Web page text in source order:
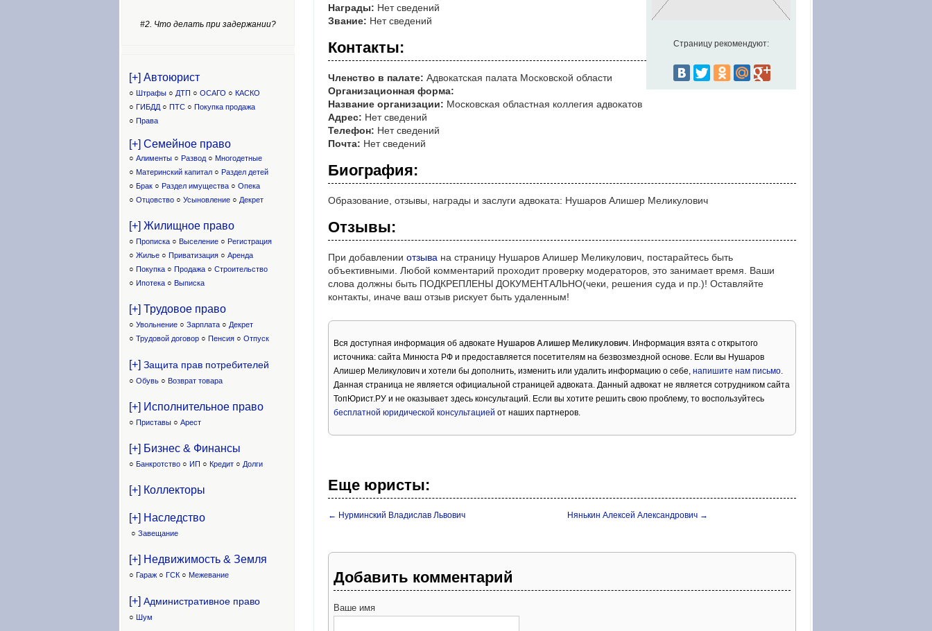
Страницу рекомендуют:
Награды: Нет сведений
Звание: Нет сведений
Контакты:
Членство в палате: Адвокатская палата Московской области
Организационная форма:
Название организации: Московская областная коллегия адвокатов
Адрес: Нет сведений
Телефон: Нет сведений
Почта: Нет сведений
Биография:
Образование, отзывы, награды и заслуги адвоката: Нушаров Алишер Меликулович
Отзывы:
При добавлении отзыва на страницу Нушаров Алишер Меликулович, постарайтесь быть
объективными. Любой комментарий проходит проверку модераторов, это занимает время. Ваши
слова должны быть ПОДКРЕПЛЕНЫ ДОКУМЕНТАЛЬНО(чеки, решения суда и пр.)! Оставляйте
контакты, иначе ваш отзыв рискует быть удаленным!
Вся доступная информация об адвокате Нушаров Алишер Меликулович. Информация взята с открытого
источника: сайта Минюста РФ и предоставляется посетителям на безвозмездной основе. Если вы Нушаров
Алишер Меликулович и хотели бы дополнить, изменить или удалить информацию о себе, напишите нам письмо.
Данная страница не является официальной страницей адвоката. Данный адвокат не является сотрудником сайта
ТопЮрист.РУ и не оказывает здесь консультаций. Если вы хотите решить свою проблему, то воспользуйтесь
бесплатной юридической консультацией от наших партнеров.
Еще юристы:
← Нурминский Владислав Львович Нянькин Алексей Александрович →
Добавить комментарий
Ваше имя
#2. Что делать при задержании?
[+] Автоюрист
○ Штрафы ○ ДТП ○ ОСАГО ○ КАСКО
○ ГИБДД ○ ПТС ○ Покупка продажа
○ Права
[+] Семейное право
○ Алименты ○ Развод ○ Многодетные
○ Материнский капитал ○ Раздел детей
○ Брак ○ Раздел имущества ○ Опека
○ Отцовство ○ Усыновление ○ Декрет
[+] Жилищное право
○ Прописка ○ Выселение ○ Регистрация
○ Жилье ○ Приватизация ○ Аренда
○ Покупка ○ Продажа ○ Строительство
○ Ипотека ○ Выписка
[+] Трудовое право
○ Увольнение ○ Зарплата ○ Декрет
○ Трудовой договор ○ Пенсия ○ Отпуск
[+] Защита прав потребителей
○ Обувь ○ Возврат товара
[+] Исполнительное право
○ Приставы ○ Арест
[+] Бизнес & Финансы
○ Банкротство ○ ИП ○ Кредит ○ Долги
[+] Коллекторы
[+] Наследство
○ Завещание
[+] Недвижимость & Земля
○ Гараж ○ ГСК ○ Межевание
[+] Административное право
○ Шум